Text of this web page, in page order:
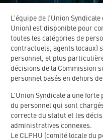
L’équipe de l’Union
Union) est disponible pour
toutes les catégories de
contractuels, agents locaux)
personnel, et plus
décisions de la Commission
personnel basés en dehors de
L’Union Syndicale a une
du personnel qui sont
correcte du statut et les
administratives connexes.
Le CLPHU (comité locale du